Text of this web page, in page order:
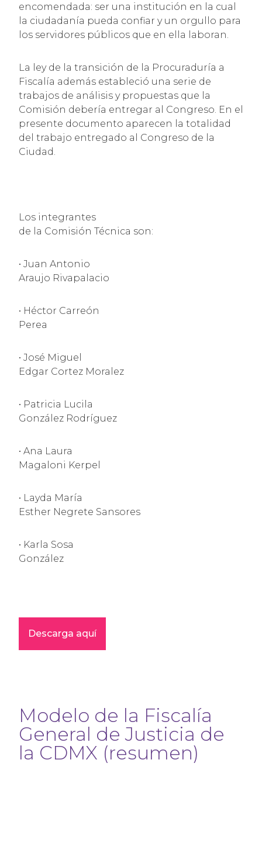
encomendada: ser una institución en la cual
la ciudadanía pueda confiar y un orgullo para
los servidores públicos que en ella laboran.
La ley de la transición de la Procuraduría a
Fiscalía además estableció una serie de
trabajos de análisis y propuestas que la
Comisión debería entregar al Congreso. En el
presente documento aparecen la totalidad
del trabajo entregado al Congreso de la
Ciudad.
Los integrantes
de la Comisión Técnica son:
• Juan Antonio
Araujo Rivapalacio
• Héctor Carreón
Perea
• José Miguel
Edgar Cortez Moralez
• Patricia Lucila
González Rodríguez
• Ana Laura
Magaloni Kerpel
• Layda María
Esther Negrete Sansores
• Karla Sosa
González
Descarga aquí
Modelo de la Fiscalía
General de Justicia de
la CDMX (resumen)